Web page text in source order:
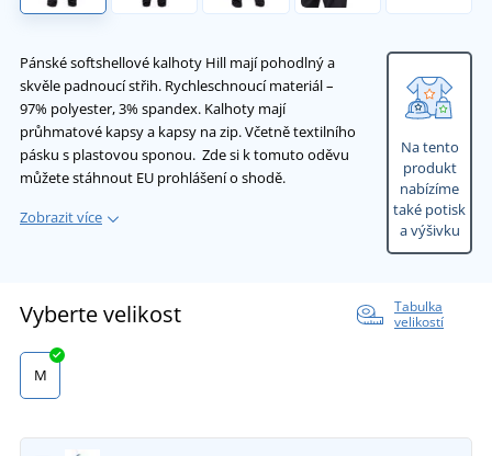
Pánské softshellové kalhoty Hill mají pohodlný a
skvěle padnoucí střih. Rychleschnoucí materiál –
97% polyester, 3% spandex. Kalhoty mají
průhmatové kapsy a kapsy na zip. Včetně textilního
pásku s plastovou sponou. Zde si k tomuto oděvu
můžete stáhnout EU prohlášení o shodě.
Zobrazit více
Na tento
produkt
nabízíme
také potisk
a výšivku
Vyberte velikost
Tabulka
velikostí
M